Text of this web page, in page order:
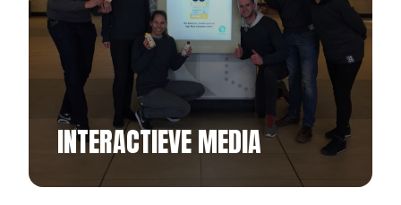
INTERACTIEVE MEDIA